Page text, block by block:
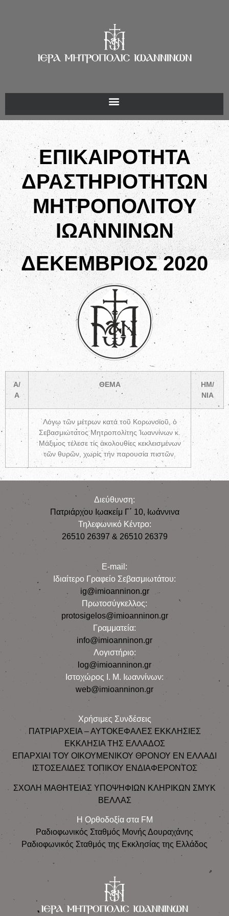
ΕΠΙΚΑΙΡΟΤΗΤΑ
ΔΡΑΣΤΗΡΙΟΤΗΤΩΝ
ΜΗΤΡΟΠΟΛΙΤΟΥ
ΙΩΑΝΝΙΝΩΝ
ΔΕΚΕΜΒΡΙΟΣ 2020
Α/
Α
ΘΕΜΑ
ΗΜ/
ΝΙΑ
Λόγῳ τῶν μέτρων κατά τοῦ Κορωνοϊοῦ, ὁ
Σεβασμιώτατος Μητροπολίτης Ἰωαννίνων κ.
Μάξιμος τέλεσε τίς ἀκολουθίες κεκλεισμένων
τῶν θυρῶν, χωρίς τήν παρουσία πιστῶν.
Διεύθυνση:
Πατριάρχου Ιωακείμ Γ΄ 10, Iωάννινα
Τηλεφωνικό Κέντρο:
26510 26397 & 26510 26379
E-mail:
Iδιαίτερο Γραφείο Σεβασμιωτάτου:
ig@imioanninon.gr
Πρωτοσύγκελλος:
protosigelos@imioanninon.gr
Γραμματεία:
info@imioanninon.gr
Λογιστήριο:
log@imioanninon.gr
Ιστοχώρος Ι. Μ. Ιωαννίνων:
web@imioanninon.gr
Χρήσιμες Συνδέσεις
ΠΑΤΡΙΑΡΧΕΙΑ – ΑΥΤΟΚΕΦΑΛΕΣ ΕΚΚΛΗΣΙΕΣ
ΕΚΚΛΗΣΙΑ ΤΗΣ ΕΛΛΑΔΟΣ
ΕΠΑΡΧΙΑΙ ΤΟΥ ΟΙΚΟΥΜΕΝΙΚΟΥ ΘΡΟΝΟΥ ΕΝ ΕΛΛΑΔΙ
ΙΣΤΟΣΕΛΙΔΕΣ ΤΟΠΙΚΟΥ ΕΝΔΙΑΦΕΡΟΝΤΟΣ
ΣΧΟΛΗ ΜΑΘΗΤΕΙΑΣ ΥΠΟΨΗΦΙΩΝ ΚΛΗΡΙΚΩΝ ΣΜΥΚ
ΒΕΛΛΑΣ
Η Ορθοδοξία στα FM
Ραδιοφωνικός Σταθμός Μονής Δουραχάνης
Ραδιοφωνικός Σταθμός της Εκκλησίας της Ελλάδος